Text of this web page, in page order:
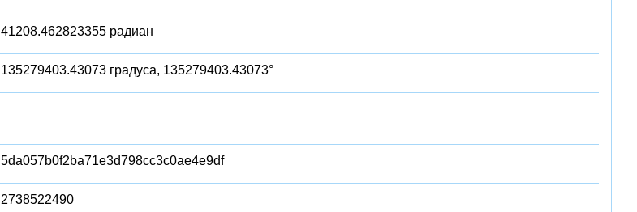
41208.462823355 радиан
135279403.43073 градуса, 135279403.43073°
5da057b0f2ba71e3d798cc3c0ae4e9df
2738522490